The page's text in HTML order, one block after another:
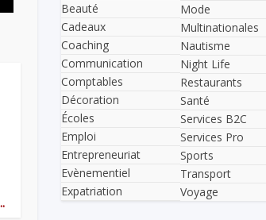
Beauté
Cadeaux
Coaching
Communication
Comptables
Décoration
Écoles
Emploi
Entrepreneuriat
Evènementiel
Expatriation
Mode
Multinationales
Nautisme
Night Life
Restaurants
Santé
Services B2C
Services Pro
Sports
Transport
Voyage